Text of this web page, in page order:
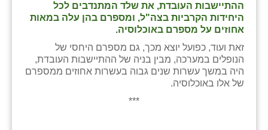
ההתיישבות העובדת, את שלד המתנדבים לכל
היחידות הקרביות בצה"ל, ומספרם בהן עלה במאות
אחוזים על מספרם באוכלוסיה.
זאת ועוד, כפועל יוצא מכך, גם מספרם היחסי של
הנופלים במערכה, מבין בניה של ההתיישבות העובדת,
היה במשך עשרות שנים גבוה בעשרות אחוזים ממספרם
של אלו באוכלוסיה.
***